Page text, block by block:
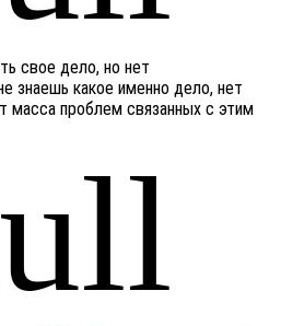
свое дело, но нет
знаешь какое именно дело, нет
масса проблем связанных с этим